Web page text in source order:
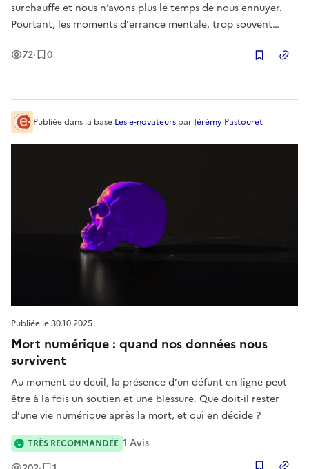
surchauffe et nous n’avons plus le temps de nous ennuyer.
Pourtant, les moments d'errance mentale, trop souvent
72Vues
· 0Enregistrement
Publiée le30.10.2025
Mort numérique : quand nos données nous
survivent
Au moment du deuil, la présence d’un défunt en ligne peut
être à la fois un soutien et une blessure. Que doit-il rester
d’une vie numérique après la mort, et qui en décide ?
TRÈS RECOMMANDÉE 1 Avis
Publiéedans la base Les e-novateurs parJérémy Pastouret